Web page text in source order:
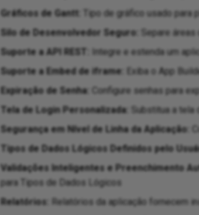
Gráficos de Gantt:
Tipo de gráfico usado para
Silo de Desenvolvedor Seguro:
Separe
Suporte a API REST:
Integre e estenda um
Suporte a Embed de iframe:
Exiba o App
Expiração de Senha:
Configure senhas para
Tela de Login Personalizada:
Substitua a
Segurança em Nível de Linha da Aplicação:
Tipos de Dados Lógicos Definidos pelo
Validações Inteligentes e Preenchimento
para Tipos de Dados Lógicos
Relatórios:
Relatórios da aplicação fornecem